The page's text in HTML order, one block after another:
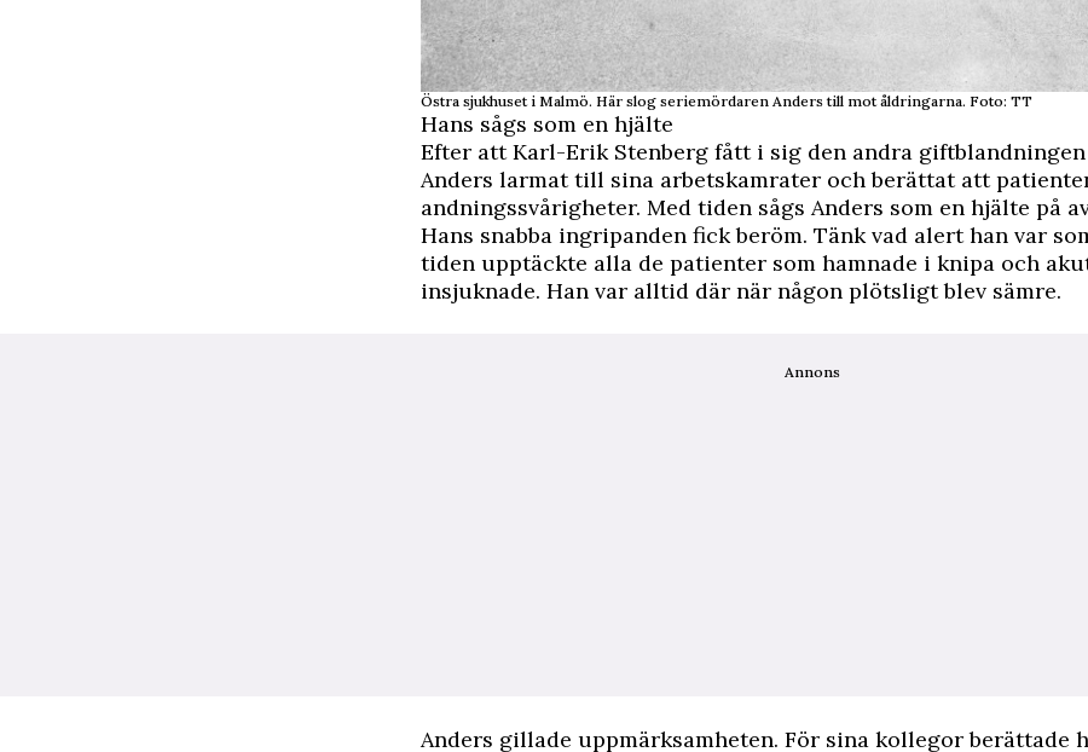
Östra sjukhuset i Malmö. Här slog seriemördaren Anders till mot åldringarna. Foto: TT
Hans sågs som en hjälte
Efter att Karl-Erik Stenberg fått i sig den andra giftblandningen
Anders larmat till sina arbetskamrater och berättat att
andningssvårigheter. Med tiden sågs Anders som en hjälte på
Hans snabba ingripanden fick beröm. Tänk vad alert han var
tiden upptäckte alla de patienter som hamnade i knipa och
insjuknade. Han var alltid där när någon plötsligt blev sämre.
Annons
Anders gillade uppmärksamheten. För sina kollegor berättade